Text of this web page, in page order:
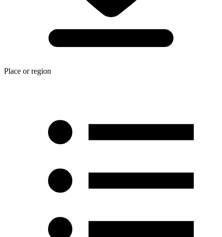
Place or region